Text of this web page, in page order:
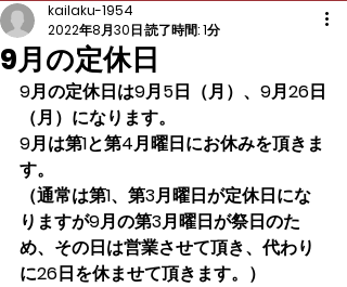
9月の定休日
kailaku-1954
2022年8月30日読了時間: 1分
9月の定休日は9月5日（月）、9月26日
（月）になります。
9月は第1と第4月曜日にお休みを頂きま
す。
（通常は第1、第3月曜日が定休日にな
りますが9月の第3月曜日が祭日のた
め、その日は営業させて頂き、代わり
に26日を休ませて頂きます。）